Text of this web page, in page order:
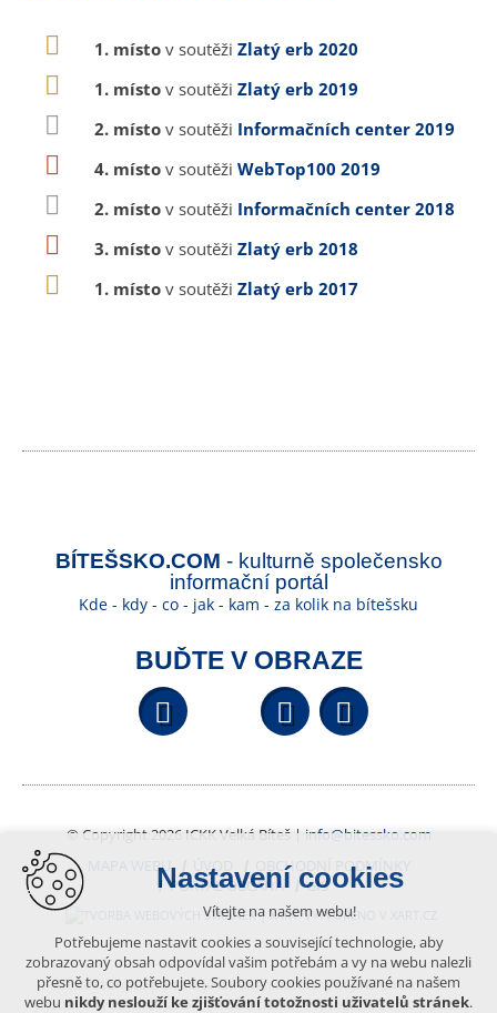
1. místo v soutěži Zlatý erb 2020
1. místo v soutěži Zlatý erb 2019
2. místo v soutěži Informačních center 2019
4. místo v soutěži WebTop100 2019
2. místo v soutěži Informačních center 2018
3. místo v soutěži Zlatý erb 2018
1. místo v soutěži Zlatý erb 2017
BÍTEŠSKO.COM - kulturně společensko
informační portál
Kde - kdy - co - jak - kam - za kolik na bítešsku
BUĎTE V OBRAZE
Facebook YouTube
© Copyright 2026 ICKK Velká Bíteš | info@bitessko.com
MAPA WEBU
ÚVOD
OBCHODNÍ PODMÍNKY
PORTÁL OBČANA
GIS
VYTVOŘENO V XART.CZ
Obsah tohoto portálu je chráněn autorským právem, které
vykonává vydavatel. Jakékoliv užití článků a fotografií z této podoby
Nastavení cookies
Vítejte na našem webu!
Potřebujeme nastavit cookies a související technologie, aby
zobrazovaný obsah odpovídal vašim potřebám a vy na webu nalezli
přesně to, co potřebujete. Soubory cookies používané na našem
webu nikdy neslouží ke zjišťování totožnosti uživatelů stránek.